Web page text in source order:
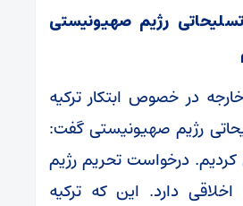
رژیم صهیونیستی
در خصوص ابتکار ترکیه
رژیم صهیونیستی گفت:
کردیم. درخواست تحریم رژیم
دارد. این که ترکیه